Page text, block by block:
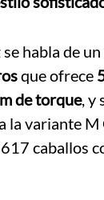
habla de
que ofrece
de torque, y
la variante
caballos